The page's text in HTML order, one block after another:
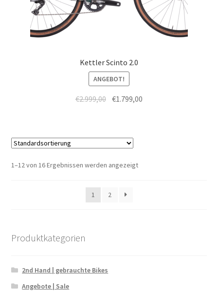
Kettler Scinto 2.0
ANGEBOT!
€2.999,00 €1.799,00
1–12 von 16 Ergebnissen werden angezeigt
1 2
Produktkategorien
2nd Hand | gebrauchte Bikes
Angebote | Sale